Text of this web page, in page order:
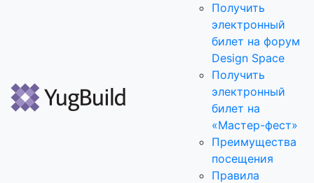
Получить
электронный
билет на форум
Design Space
Получить
электронный
билет на
«Мастер-фест»
Преимущества
посещения
Правила